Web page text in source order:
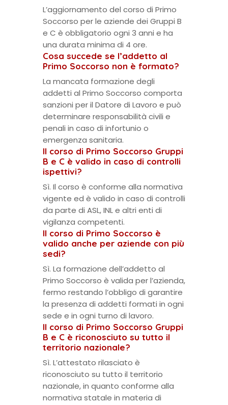
L’aggiornamento del corso di Primo
Soccorso per le aziende dei Gruppi B
e C è obbligatorio ogni 3 anni e ha
una durata minima di 4 ore.
Cosa succede se l’addetto al
Primo Soccorso non è formato?
La mancata formazione degli
addetti al Primo Soccorso comporta
sanzioni per il Datore di Lavoro e può
determinare responsabilità civili e
penali in caso di infortunio o
emergenza sanitaria.
Il corso di Primo Soccorso Gruppi
B e C è valido in caso di controlli
ispettivi?
Sì. Il corso è conforme alla normativa
vigente ed è valido in caso di controlli
da parte di ASL, INL e altri enti di
vigilanza competenti.
Il corso di Primo Soccorso è
valido anche per aziende con più
sedi?
Sì. La formazione dell’addetto al
Primo Soccorso è valida per l’azienda,
fermo restando l’obbligo di garantire
la presenza di addetti formati in ogni
sede e in ogni turno di lavoro.
Il corso di Primo Soccorso Gruppi
B e C è riconosciuto su tutto il
territorio nazionale?
Sì. L’attestato rilasciato è
riconosciuto su tutto il territorio
nazionale, in quanto conforme alla
normativa statale in materia di